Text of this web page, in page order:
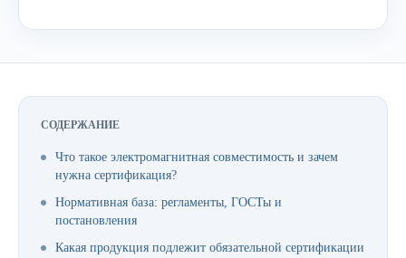
СОДЕРЖАНИЕ
Что такое электромагнитная совместимость и зачем
нужна сертификация?
Нормативная база: регламенты, ГОСТы и
постановления
Какая продукция подлежит обязательной сертификации